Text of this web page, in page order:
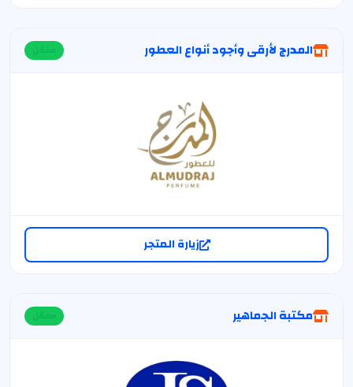
المدرج لأرقى وأجود أنواع العطور
زيارة المتجر
مكتبة الجماهير